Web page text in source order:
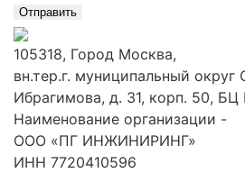
Отправить
105318, Город Москва,
вн.тер.г. муниципальный округ
Ибрагимова, д. 31, корп. 50, БЦ
Наименование организации -
ООО «ПГ ИНЖИНИРИНГ»
ИНН 7720410596